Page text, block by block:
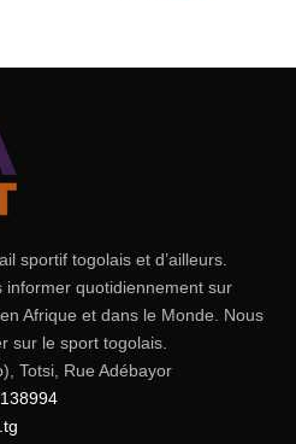
sportif togolais et d’ailleurs.
informer quotidiennement sur
Afrique et dans le Monde. Nous
sur le sport togolais.
Totsi, Rue Adébayor